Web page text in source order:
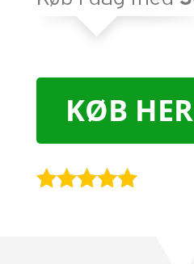
KØB HER